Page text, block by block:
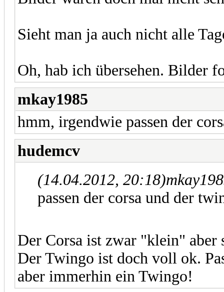
Sieht man ja auch nicht alle
Oh, hab ich übersehen. Bilder
mkay1985
hmm, irgendwie passen der
hudemcv
(14.04.2012, 20:18)
passen der corsa und der
Der Corsa ist zwar "klein" aber
Der Twingo ist doch voll ok.
aber immerhin ein Twingo!